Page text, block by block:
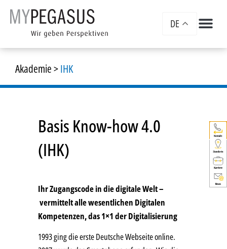
DE
Akademie>IHK
Basis Know-how 4.0
(IHK)
Ihr Zugangscode in die digitale Welt –
vermittelt alle wesentlichen Digitalen
Kompetenzen, das 1×1 der Digitalisierung
1993 ging die erste Deutsche Webseite online.